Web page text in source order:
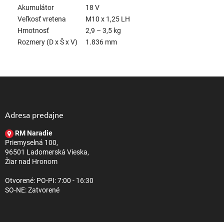
Akumulátor
18 V
Veľkosť vretena
M10 x 1,25 LH
Hmotnosť
2,9 – 3,5 kg
Rozmery (D x Š x V)
1.836 mm
Adresa predajne
RM Naradie
Priemyselná 100,
96501 Ladomerská Vieska,
Žiar nad Hronom
Otvorené: PO-PI: 7:00 - 16:30
SO-NE: Zatvorené